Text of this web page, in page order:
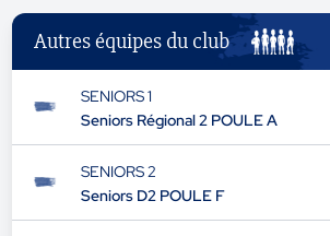
Autres équipes du club
SENIORS 1
Seniors Régional 2 POULE A
SENIORS 2
Seniors D2 POULE F